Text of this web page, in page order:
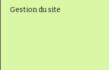
Gestion du site